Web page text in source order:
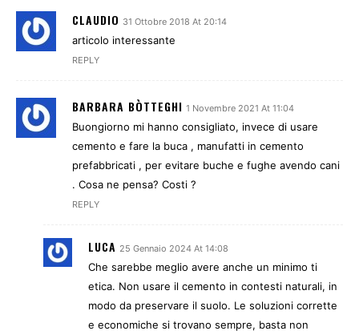
CLAUDIO 31 Ottobre 2018 At 20:14
articolo interessante
REPLY
BARBARA BÒTTEGHI 1 Novembre 2021 At 11:04
Buongiorno mi hanno consigliato, invece di usare
cemento e fare la buca , manufatti in cemento
prefabbricati , per evitare buche e fughe avendo cani
. Cosa ne pensa? Costi ?
REPLY
LUCA 25 Gennaio 2024 At 14:08
Che sarebbe meglio avere anche un minimo ti
etica. Non usare il cemento in contesti naturali, in
modo da preservare il suolo. Le soluzioni corrette
e economiche si trovano sempre, basta non